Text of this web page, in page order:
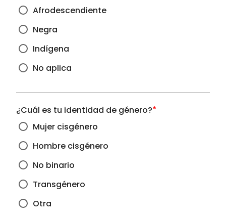
Afrodescendiente
Negra
Indígena
No aplica
¿Cuál es tu identidad de género?*
Mujer cisgénero
Hombre cisgénero
No binario
Transgénero
Otra